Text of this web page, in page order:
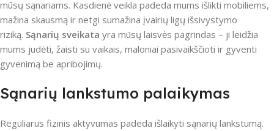
mūsų sąnariams. Kasdienė veikla padeda mums išlikti mobiliems,
mažina skausmą ir netgi sumažina įvairių ligų išsivystymo
riziką. Sąnarių sveikata yra mūsų laisvės pagrindas – ji leidžia
mums judėti, žaisti su vaikais, maloniai pasivaikščioti ir gyventi
gyvenimą be apribojimų.
Sąnarių lankstumo palaikymas
Reguliarus fizinis aktyvumas padeda išlaikyti sąnarių lankstumą.